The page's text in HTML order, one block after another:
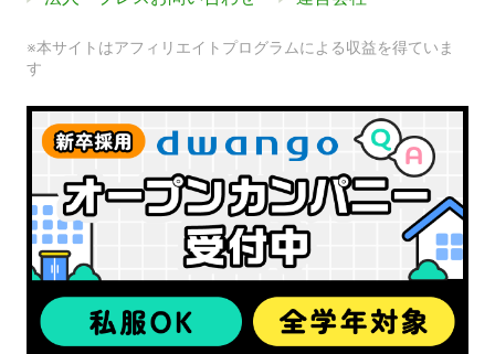
※本サイトはアフィリエイトプログラムによる収益を得ていま
す